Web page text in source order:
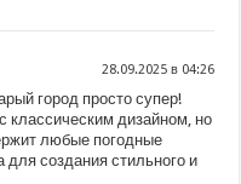
28.09.2025 в 04:26
город просто супер!
классическим дизайном, но
любые погодные
для создания стильного и